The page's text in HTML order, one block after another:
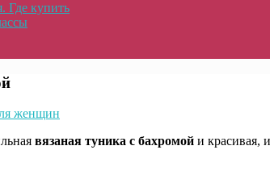
Где купить
женщин
вязаная туника с бахромой и красивая,